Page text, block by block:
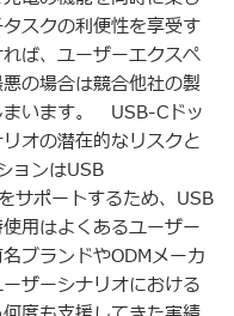
スクの利便性を享受す
ば、ユーザーエクスペ
の場合は競合他社の製
まいます。 USB-Cドッ
オの潜在的なリスクと
ョンはUSB
サポートするため、USB
用はよくあるユーザー
ブランドやODMメーカ
ザーシナリオにおける